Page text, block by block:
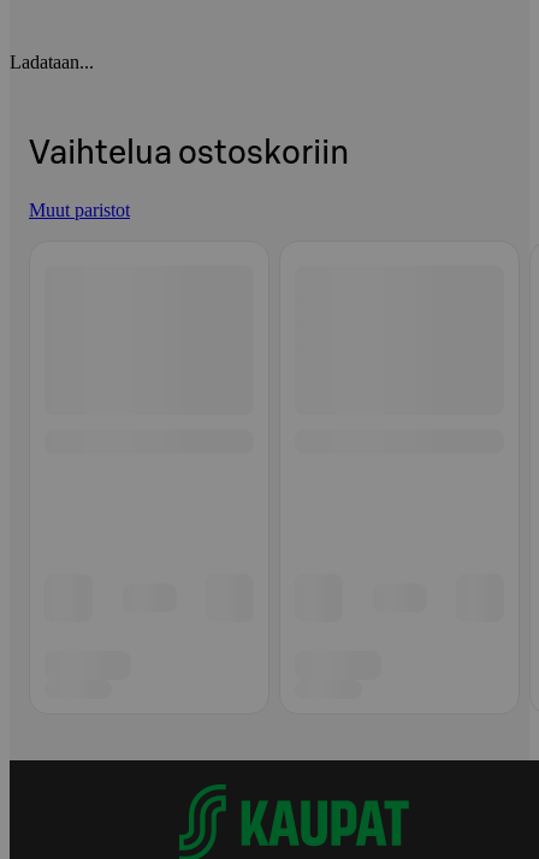
Ladataan...
Vaihtelua ostoskoriin
Muut paristot